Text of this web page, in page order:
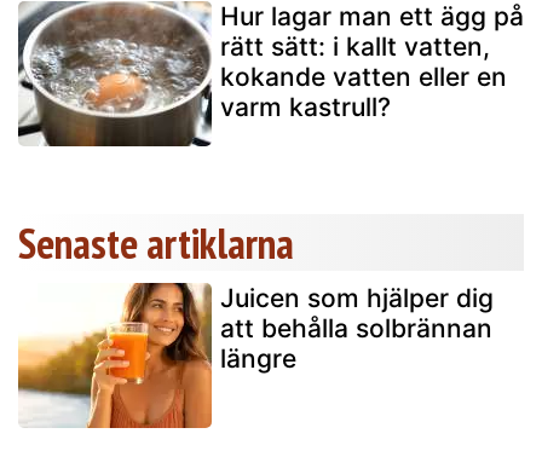
Hur lagar man ett ägg på
rätt sätt: i kallt vatten,
kokande vatten eller en
varm kastrull?
Senaste artiklarna
Juicen som hjälper dig
att behålla solbrännan
längre